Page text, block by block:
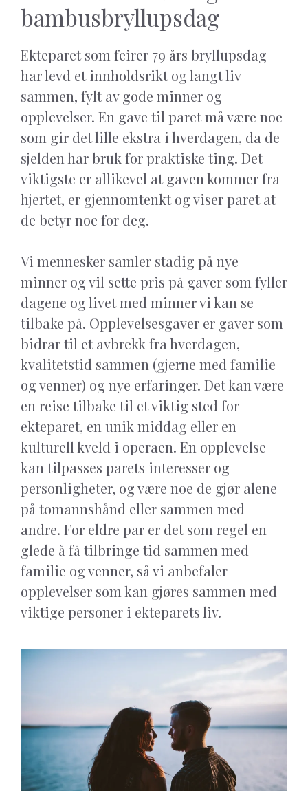
bambusbryllupsdag
Ekteparet som feirer 79 års bryllupsdag
har levd et innholdsrikt og langt liv
sammen, fylt av gode minner og
opplevelser. En gave til paret må være noe
som gir det lille ekstra i hverdagen, da de
sjelden har bruk for praktiske ting. Det
viktigste er allikevel at gaven kommer fra
hjertet, er gjennomtenkt og viser paret at
de betyr noe for deg.
Vi mennesker samler stadig på nye
minner og vil sette pris på gaver som fyller
dagene og livet med minner vi kan se
tilbake på. Opplevelsesgaver er gaver som
bidrar til et avbrekk fra hverdagen,
kvalitetstid sammen (gjerne med familie
og venner) og nye erfaringer. Det kan være
en reise tilbake til et viktig sted for
ekteparet, en unik middag eller en
kulturell kveld i operaen. En opplevelse
kan tilpasses parets interesser og
personligheter, og være noe de gjør alene
på tomannshånd eller sammen med
andre. For eldre par er det som regel en
glede å få tilbringe tid sammen med
familie og venner, så vi anbefaler
opplevelser som kan gjøres sammen med
viktige personer i ekteparets liv.